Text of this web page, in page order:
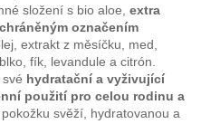
složení s bio aloe, extra
označením
extrakt z měsíčku, med,
fík, levandule a citrón.
hydratační a vyživující
použití pro celou rodinu a
svěží, hydratovanou a